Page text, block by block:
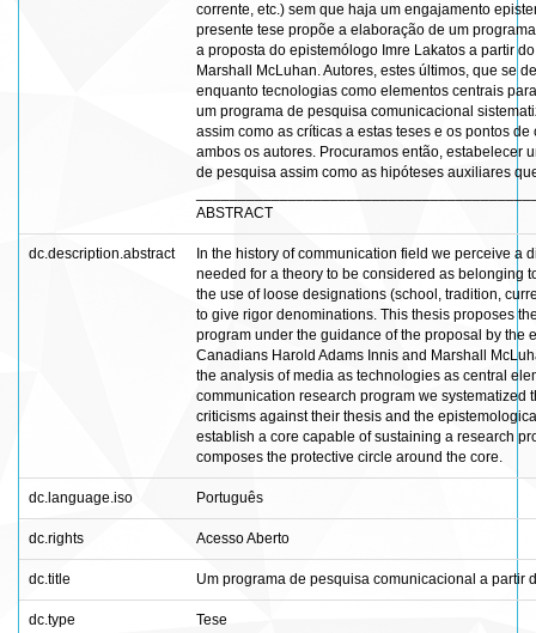
corrente, etc.) sem que haja um engajamento
presente tese propõe a elaboração de um
a proposta do epistemólogo Imre Lakatos a partir
Marshall McLuhan. Autores, estes últimos, que se
enquanto tecnologias como elementos centrais
um programa de pesquisa comunicacional
assim como as críticas a estas teses e os pontos
ambos os autores. Procuramos então, estabelecer
de pesquisa assim como as hipóteses auxiliares
ABSTRACT
dc.description.abstract
In the history of communication field we perceive a
needed for a theory to be considered as belonging
the use of loose designations (school, tradition,
to give rigor denominations. This thesis proposes
program under the guidance of the proposal by the
Canadians Harold Adams Innis and Marshall
the analysis of media as technologies as central
communication research program we systematized
criticisms against their thesis and the
establish a core capable of sustaining a research
composes the protective circle around the core.
dc.language.iso Português
dc.rights Acesso Aberto
dc.title Um programa de pesquisa comunicacional a partir
dc.type Tese